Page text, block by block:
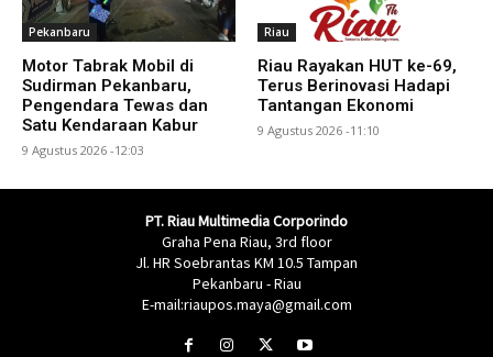
Pekanbaru
Motor Tabrak Mobil di
Sudirman Pekanbaru,
Pengendara Tewas dan
Satu Kendaraan Kabur
9 Agustus 2026 -12:03
Riau
Riau Rayakan HUT ke-69,
Terus Berinovasi Hadapi
Tantangan Ekonomi
9 Agustus 2026 -11:10
PT. Riau Multimedia Corporindo
Graha Pena Riau, 3rd floor
Jl. HR Soebrantas KM 10.5 Tampan
Pekanbaru - Riau
E-mail:riaupos.maya@gmail.com